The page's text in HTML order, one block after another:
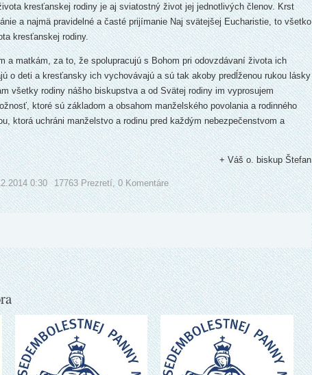
kresťanskej rodiny je aj svia­tostný život jej jednotlivých členov. Krst
a najmä pravidelné a časté prijímanie Naj svätejšej Eucharistie, to všetko
kresťanskej rodiny.
a matkám, za to, že spolupracujú s Bohom pri odovzdávaní života ich
o deti a kresťansky ich vychovávajú a sú tak akoby predĺženou rukou lásky
všetky rodiny nášho biskupstva a od Svätej rodiny im vyprosujem
ktoré sú základom a obsahom manželského povolania a rodinného
ktorá uchráni manželstvo a rodinu pred každým nebezpečenstvom a
+ Váš o. biskup Štefan
0:30 17763 Prezretí,0 Komentáre